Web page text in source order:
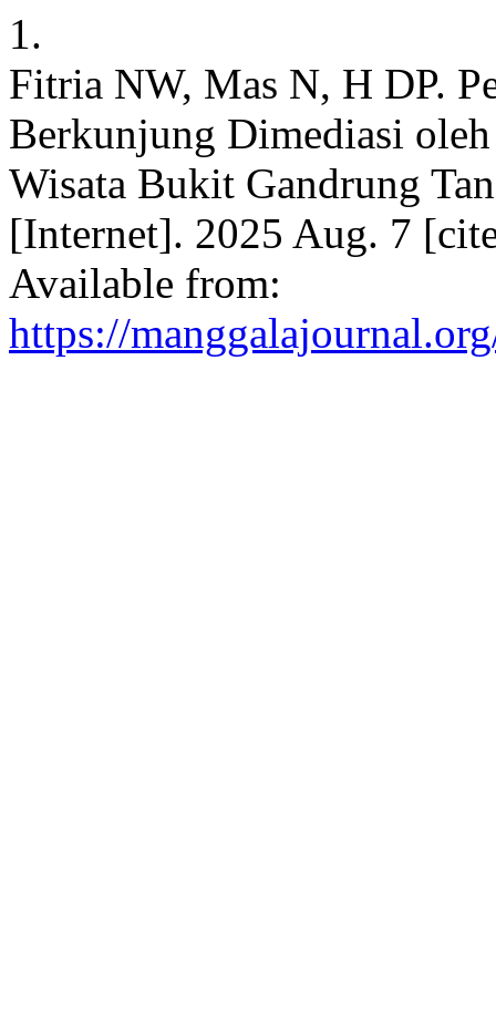
1.
Fitria NW, Mas N, H DP.
Berkunjung Dimediasi
Wisata Bukit Gandrung
[Internet]. 2025 Aug. 7
Available from:
https://